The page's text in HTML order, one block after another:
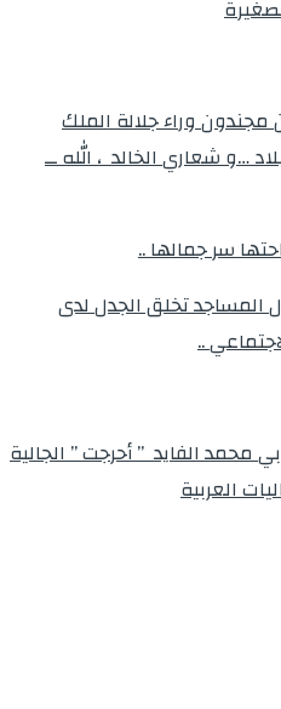
مجندون وراء جلالة الملك
…و شعاري الخالد ، الله ــ
سر جمالها ..
المساجد تخلق الجدل لدى
..
محمد الفايد ” أحرجت ” الجالية
العربية